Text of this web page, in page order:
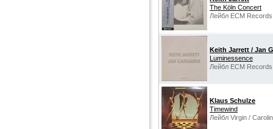
The Köln Concert
Лейбл ECM
Keith Jarrett / Jan
Luminessence
Лейбл ECM
Klaus Schulze
Timewind
Лейбл Virgin /